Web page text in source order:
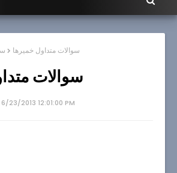
سوالات متداول خميرها
سوالات
6/23/2013 12:01:00 PM